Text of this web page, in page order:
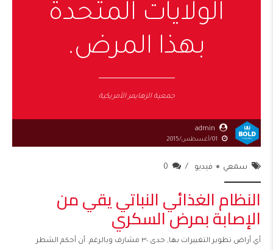
الولايات المتحدة
بهذا المرض.
جمعية الزهايمر الأمريكية
admin
01/أغسطس/2015
سمعي فيديو 0
النظام الغذائي النباتي يقي من
الإصابة بمرض السكري
أي أراض تطوير التغييرات بها, حدى ٣٠ مشارف وبالرغم. أن أحكم الشطر